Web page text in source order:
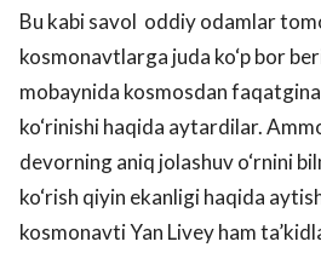
Bu kabi savol oddiy odamlar
kosmonavtlarga juda ko‘p bor
mobaynida kosmosdan
ko‘rinishi haqida aytardilar.
devorning aniq jolashuv o‘rnini
ko‘rish qiyin ekanligi haqida
kosmonavti Yan Livey ham